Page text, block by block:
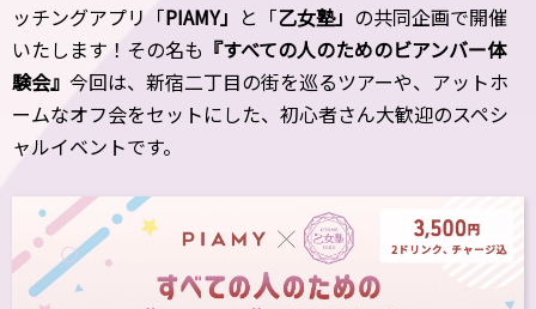
ッチングアプリ「PIAMY」 と「乙女塾」 の共同企画で開催
いたします！その名も 『すべての人のためのビアンバー体
験会』 今回は、新宿二丁目の街を巡るツアーや、アットホ
ームなオフ会をセットにした、初心者さん大歓迎のスペシ
ャルイベントです。